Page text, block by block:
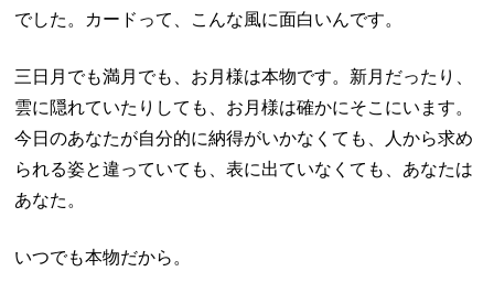
でした。カードって、こんな風に面白いんです。
三日月でも満月でも、お月様は本物です。新月だったり、
雲に隠れていたりしても、お月様は確かにそこにいます。
今日のあなたが自分的に納得がいかなくても、人から求め
られる姿と違っていても、表に出ていなくても、あなたは
あなた。
いつでも本物だから。